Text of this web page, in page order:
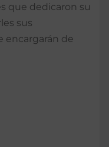
que dedicaron su
sus
encargarán de